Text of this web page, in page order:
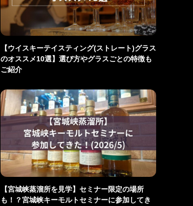
【ウイスキーテイスティング(ストレート)グラス
のオススメ10選】選び方やグラスごとの特徴も
ご紹介
【宮城峡蒸溜所を見学】セミナー限定の場所
も！？宮城峡キーモルトセミナーに参加してき